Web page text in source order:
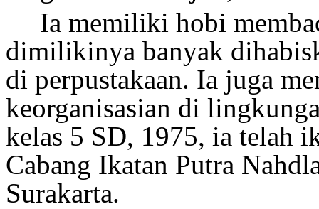
Ia memiliki hobi
dimilikinya banyak
di perpustakaan. Ia juga
keorganisasian di
kelas 5 SD, 1975, ia telah
Cabang Ikatan Putra
Surakarta.